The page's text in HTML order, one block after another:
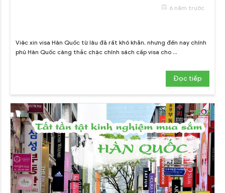
6 năm trước
Việc xin visa Hàn Quốc từ lâu đã rất khó khăn, nhưng đến nay chính
phủ Hàn Quốc càng thắc chặc chính sách cấp visa cho ...
Đọc tiếp